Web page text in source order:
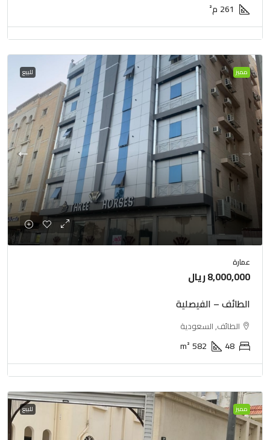
261 م²
مميز للبيع
عمارة
8,000,000 ريال
الطائف – الفيصلية
الطائف, السعودية
48
582
m²
مميز للبيع